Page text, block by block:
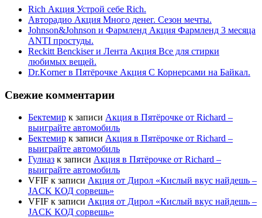
Rich Акция Устрой себе Rich.
Авторадио Акция Много денег. Сезон мечты.
Johnson&Johnson и Фармленд Акция Фармленд 3 месяца
ANTI простуды.
Reckitt Benckiser и Лента Акция Все для стирки
любимых вещей.
Dr.Korner в Пятёрочке Акция С Корнерсами на Байкал.
Свежие комментарии
Бектемир к записи Акция в Пятёрочке от Richard –
выиграйте автомобиль
Бектемир к записи Акция в Пятёрочке от Richard –
выиграйте автомобиль
Гулназ к записи Акция в Пятёрочке от Richard –
выиграйте автомобиль
VFIF к записи Акция от Дирол «Кислый вкус найдешь –
JACK КОД сорвешь»
VFIF к записи Акция от Дирол «Кислый вкус найдешь –
JACK КОД сорвешь»